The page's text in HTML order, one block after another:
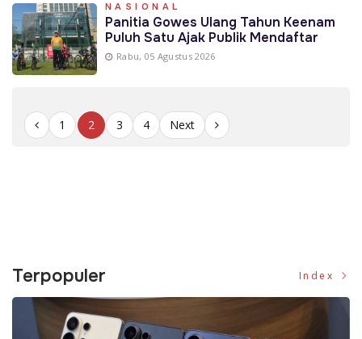
NASIONAL
Panitia Gowes Ulang Tahun Keenam
Puluh Satu Ajak Publik Mendaftar
Rabu, 05 Agustus 2026
1 2 3 4 Next
Terpopuler Index